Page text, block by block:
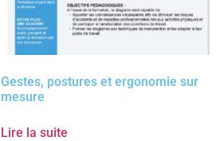
Gestes, postures et ergonomie sur
mesure
Lire la suite